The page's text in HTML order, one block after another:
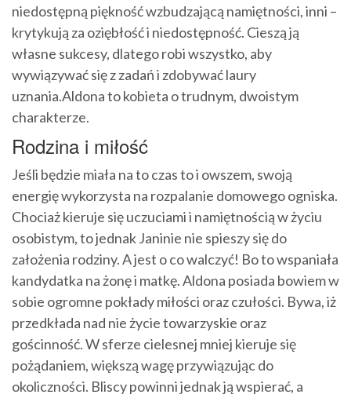
niedostępną piękność wzbudzającą namiętności, inni –
krytykują za oziębłość i niedostępność. Cieszą ją
własne sukcesy, dlatego robi wszystko, aby
wywiązywać się z zadań i zdobywać laury
uznania.Aldona to kobieta o trudnym, dwoistym
charakterze.
Rodzina i miłość
Jeśli będzie miała na to czas to i owszem, swoją
energię wykorzysta na rozpalanie domowego ogniska.
Chociaż kieruje się uczuciami i namiętnością w życiu
osobistym, to jednak Janinie nie spieszy się do
założenia rodziny. A jest o co walczyć! Bo to wspaniała
kandydatka na żonę i matkę. Aldona posiada bowiem w
sobie ogromne pokłady miłości oraz czułości. Bywa, iż
przedkłada nad nie życie towarzyskie oraz
gościnność. W sferze cielesnej mniej kieruje się
pożądaniem, większą wagę przywiązując do
okoliczności. Bliscy powinni jednak ją wspierać, a